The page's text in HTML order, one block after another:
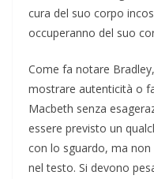
cura del suo corpo
occuperanno del suo
Come fa notare
mostrare autenticità o
Macbeth senza
essere previsto un
con lo sguardo, ma
nel testo. Si devono